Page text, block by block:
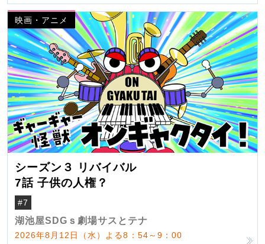
映画・アニメ
シーズン３ リバイバル
7話 子供の人権？
#7
湖池屋SDGｓ劇場サスとテナ
2026年8月12日（水）よる8：54～9：00